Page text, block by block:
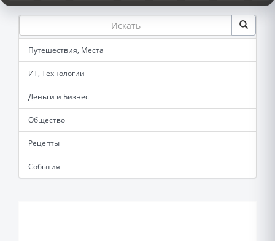
Путешествия, Места
ИТ, Технологии
Деньги и Бизнес
Общество
Рецепты
События